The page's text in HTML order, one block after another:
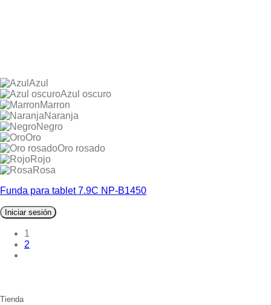
Azul
Azul oscuro
Marron
Naranja
Negro
Oro
Oro rosado
Rojo
Rosa
Funda para tablet 7.9C NP-B1450
Iniciar sesión
1
2
Tienda